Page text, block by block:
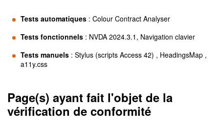
Tests automatiques : Colour Contract Analyser
Tests fonctionnels : NVDA 2024.3.1, Navigation clavier
Tests manuels : Stylus (scripts Access 42) , HeadingsMap ,
a11y.css
Page(s) ayant fait l'objet de la
vérification de conformité